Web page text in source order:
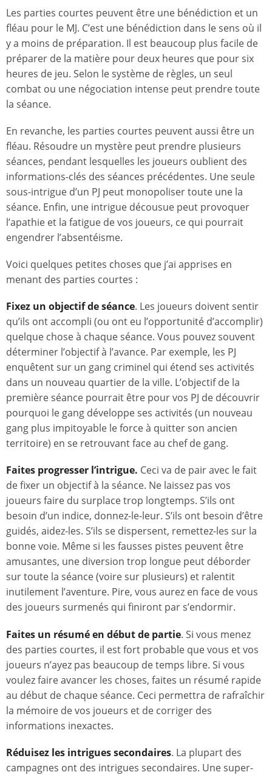
Les parties courtes peuvent être une bénédiction et un
fléau pour le MJ. C’est une bénédiction dans le sens où il
y a moins de préparation. Il est beaucoup plus facile de
préparer de la matière pour deux heures que pour six
heures de jeu. Selon le système de règles, un seul
combat ou une négociation intense peut prendre toute
la séance.
En revanche, les parties courtes peuvent aussi être un
fléau. Résoudre un mystère peut prendre plusieurs
séances, pendant lesquelles les joueurs oublient des
informations-clés des séances précédentes. Une seule
sous-intrigue d’un PJ peut monopoliser toute une la
séance. Enfin, une intrigue décousue peut provoquer
l’apathie et la fatigue de vos joueurs, ce qui pourrait
engendrer l’absentéisme.
Voici quelques petites choses que j’ai apprises en
menant des parties courtes :
Fixez un objectif de séance. Les joueurs doivent sentir
qu’ils ont accompli (ou ont eu l’opportunité d’accomplir)
quelque chose à chaque séance. Vous pouvez souvent
déterminer l’objectif à l’avance. Par exemple, les PJ
enquêtent sur un gang criminel qui étend ses activités
dans un nouveau quartier de la ville. L’objectif de la
première séance pourrait être pour vos PJ de découvrir
pourquoi le gang développe ses activités (un nouveau
gang plus impitoyable le force à quitter son ancien
territoire) en se retrouvant face au chef de gang.
Faites progresser l’intrigue. Ceci va de pair avec le fait
de fixer un objectif à la séance. Ne laissez pas vos
joueurs faire du surplace trop longtemps. S’ils ont
besoin d’un indice, donnez-le-leur. S’ils ont besoin d’être
guidés, aidez-les. S’ils se dispersent, remettez-les sur la
bonne voie. Même si les fausses pistes peuvent être
amusantes, une diversion trop longue peut déborder
sur toute la séance (voire sur plusieurs) et ralentit
inutilement l’aventure. Pire, vous aurez en face de vous
des joueurs surmenés qui finiront par s’endormir.
Faites un résumé en début de partie. Si vous menez
des parties courtes, il est fort probable que vous et vos
joueurs n’ayez pas beaucoup de temps libre. Si vous
voulez faire avancer les choses, faites un résumé rapide
au début de chaque séance. Ceci permettra de rafraîchir
la mémoire de vos joueurs et de corriger des
informations inexactes.
Réduisez les intrigues secondaires. La plupart des
campagnes ont des intrigues secondaires. Une super-